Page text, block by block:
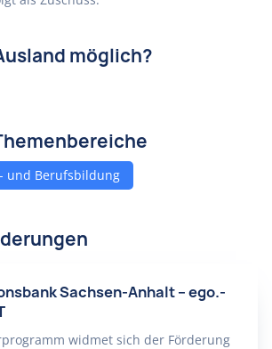
möglich?
und Berufsbildung
Sachsen-Anhalt – ego.-
widmet sich der Förderung